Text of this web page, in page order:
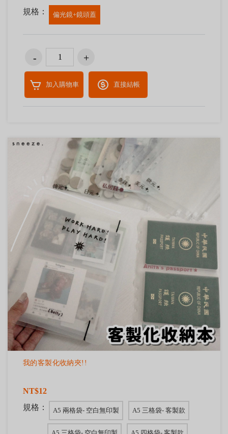
規格：
偏光鏡+鏡頭蓋
加入購物車 直接結帳
我的客製化收納夾!!
NT$12
規格：
A5 兩格袋- 空白無印製 A5 三格袋- 客製款